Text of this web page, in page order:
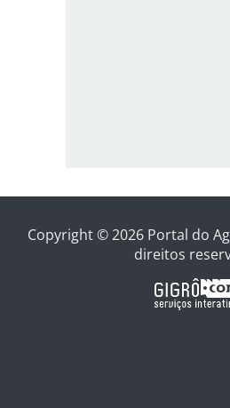
Copyright © 2026 Portal do
direitos